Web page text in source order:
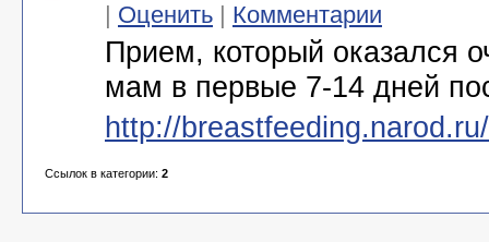
| Оценить | Комментарии
Прием, который оказался
мам в первые 7-14 дней
http://breastfeeding.narod.ru/
Ссылок в категории: 2